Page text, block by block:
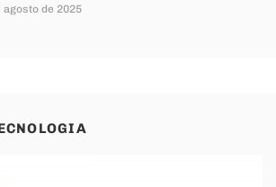
agosto de 2025